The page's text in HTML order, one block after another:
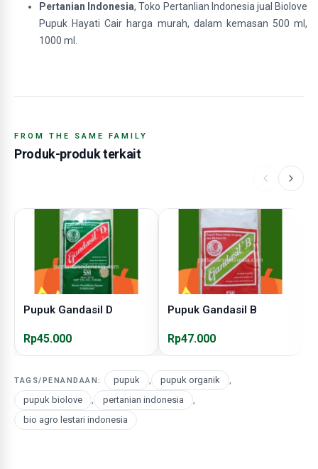
Pertanian Indonesia, Toko Pertanlian Indonesia jual Biolove
Pupuk Hayati Cair harga murah, dalam kemasan 500 ml,
1000 ml.
FROM THE SAME FAMILY
Produk-produk terkait
Pupuk Gandasil D
Rp45.000
Pupuk Gandasil B
Rp47.000
TAGS/PENANDAAN: pupuk , pupuk organik
,
pupuk biolove
, pertanian indonesia
,
bio agro lestari indonesia